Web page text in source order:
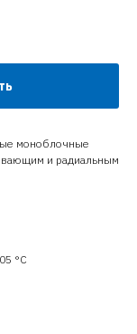
моноблочные
и радиальным
°С